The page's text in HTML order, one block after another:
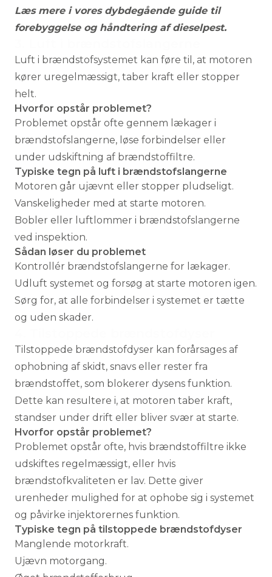
Læs mere i vores dybdegående guide til
forebyggelse og håndtering af dieselpest.
Luft i brændstofsystemet kan føre til, at motoren
kører uregelmæssigt, taber kraft eller stopper
helt.
Hvorfor opstår problemet?
Problemet opstår ofte gennem lækager i
brændstofslangerne, løse forbindelser eller
under udskiftning af brændstoffiltre.
Typiske tegn på luft i brændstofslangerne
Motoren går ujævnt eller stopper pludseligt.
Vanskeligheder med at starte motoren.
Bobler eller luftlommer i brændstofslangerne
ved inspektion.
Sådan løser du problemet
Kontrollér brændstofslangerne for lækager.
Udluft systemet og forsøg at starte motoren igen.
Sørg for, at alle forbindelser i systemet er tætte
og uden skader.
Tilstoppede brændstofdyser kan forårsages af
ophobning af skidt, snavs eller rester fra
brændstoffet, som blokerer dysens funktion.
Dette kan resultere i, at motoren taber kraft,
standser under drift eller bliver svær at starte.
Hvorfor opstår problemet?
Problemet opstår ofte, hvis brændstoffiltre ikke
udskiftes regelmæssigt, eller hvis
brændstofkvaliteten er lav. Dette giver
urenheder mulighed for at ophobe sig i systemet
og påvirke injektorernes funktion.
Typiske tegn på tilstoppede brændstofdyser
Manglende motorkraft.
Ujævn motorgang.